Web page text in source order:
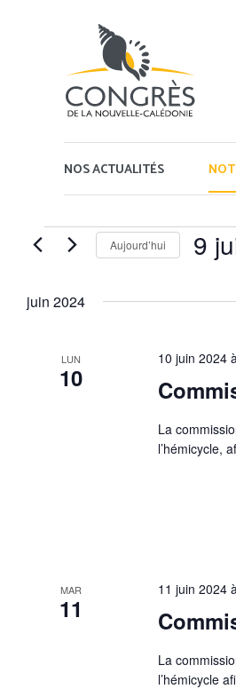
NOS ACTUALITÉS
Aujourd’hui 9
juin 2024
LUN
10
10 juin 2024
La
l’hémicycle,
MAR
11
11 juin 2024
La
l’hémicycle